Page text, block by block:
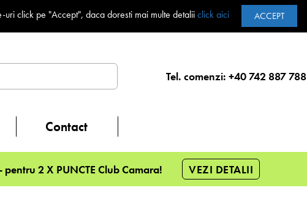
click pe "Accept", daca doresti mai multe detaliiclick aici ACCEPT
Tel. comenzi: +40 742 887 788
Contact
2 X PUNCTE Club Camara! VEZI DETALII